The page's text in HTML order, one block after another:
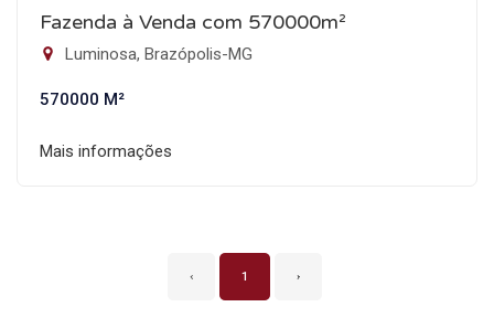
Fazenda à Venda com 570000m²
Luminosa, Brazópolis-MG
570000 M²
Mais informações
‹ 1 ›